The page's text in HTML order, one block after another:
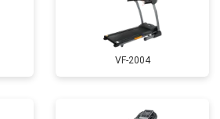
VF-2004